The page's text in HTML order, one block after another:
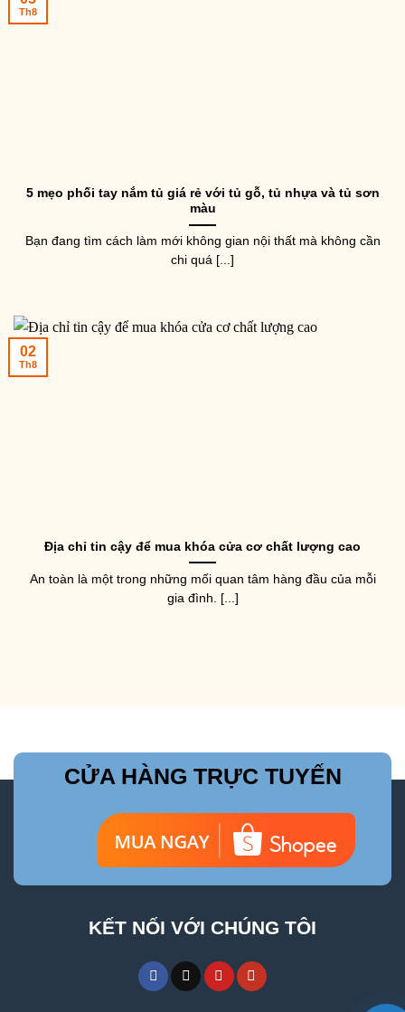
5 mẹo phối tay nắm tủ giá rẻ với tủ gỗ, tủ nhựa và tủ sơn
màu
Bạn đang tìm cách làm mới không gian nội thất mà không cần
chi quá [...]
Th8
Địa chỉ tin cậy để mua khóa cửa cơ chất lượng cao
An toàn là một trong những mối quan tâm hàng đầu của mỗi
gia đình. [...]
02
Th8
CỬA HÀNG TRỰC TUYẾN
KẾT NỐI VỚI CHÚNG TÔI